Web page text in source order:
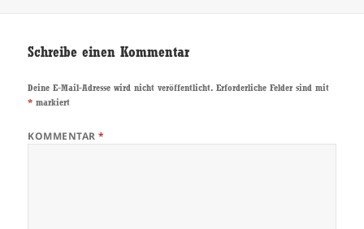
Schreibe einen Kommentar
Deine E-Mail-Adresse wird nicht veröffentlicht. Erforderliche Felder sind mit
* markiert
KOMMENTAR*